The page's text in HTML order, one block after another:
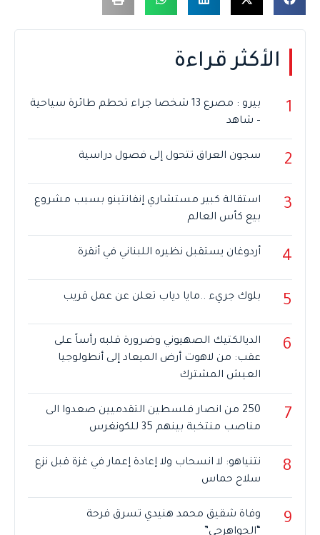
الأكثر قراءة
1
بيرو : مصرع 13 شخصا جراء تحطم طائرة سياحية
– شاهد
2 سجون العراق تتحول إلى فصول دراسية
3
استقالة كبير مستشاري إنفانتينو بسبب مشروع
بيع كأس العالم
4 أردوغان يستقبل نظيره اللبناني في أنقرة
5 بلوك جريء ..مايا دياب تعلن عن عمل قريب
6
الديالكتيك الصهيوني وضرورة قلبه رأساً على
عقب: من لاهوت أرض الميعاد إلى أنطولوجيا
العيش المشترك
7
250 من انصار فلسطين التقدميين صعدوا الى
مناصب منتخبة بينهم 35 للكونغرس
8
نتنياهو: لا انسحاب ولا إعادة إعمار في غزة قبل نزع
سلاح حماس
9
وفاة شقيق محمد هنيدي تسرق فرحة
“الجواهرجي”